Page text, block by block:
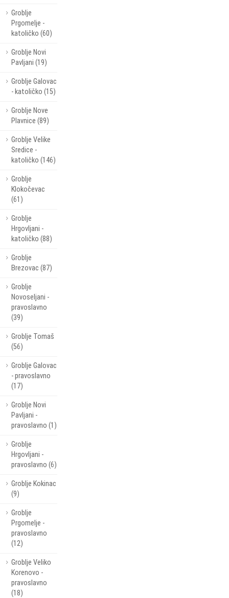
Groblje
Prgomelje -
katoličko (60)
Groblje Novi
Pavljani (19)
Groblje Galovac
- katoličko (15)
Groblje Nove
Plavnice (89)
Groblje Velike
Sredice -
katoličko (146)
Groblje
Klokočevac
(61)
Groblje
Hrgovljani -
katoličko (88)
Groblje
Brezovac (87)
Groblje
Novoseljani -
pravoslavno
(39)
Groblje Tomaš
(56)
Groblje Galovac
- pravoslavno
(17)
Groblje Novi
Pavljani -
pravoslavno (1)
Groblje
Hrgovljani -
pravoslavno (6)
Groblje Kokinac
(9)
Groblje
Prgomelje -
pravoslavno
(12)
Groblje Veliko
Korenovo -
pravoslavno
(18)